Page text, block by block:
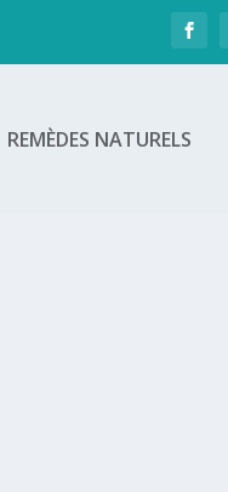
REMÈDES NATURELS